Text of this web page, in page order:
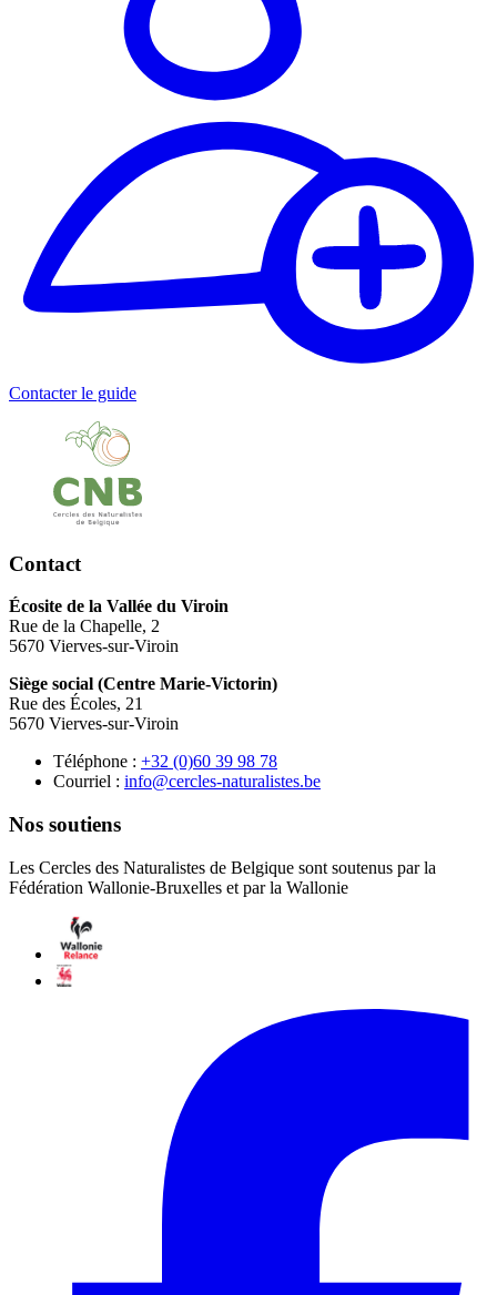
Contacter le guide
Contact
Écosite de la Vallée du Viroin
Rue de la Chapelle, 2
5670 Vierves-sur-Viroin
Siège social (Centre Marie-Victorin)
Rue des Écoles, 21
5670 Vierves-sur-Viroin
Téléphone : 87 89 93 06(0) 23+
Courriel : eb.setsilarutan-selcrec@ofni
Nos soutiens
Les Cercles des Naturalistes de Belgique sont soutenus par la
Fédération Wallonie-Bruxelles et par la Wallonie